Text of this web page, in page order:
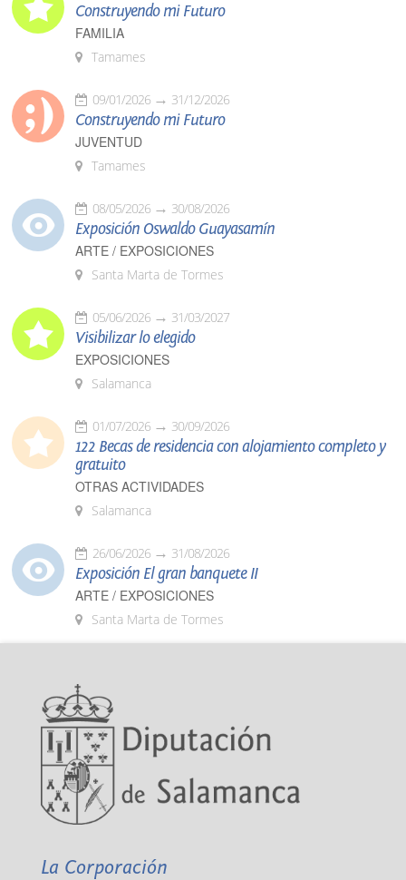
Construyendo mi Futuro
FAMILIA
Tamames
09/01/2026 31/12/2026
Construyendo mi Futuro
JUVENTUD
Tamames
08/05/2026 30/08/2026
Exposición Oswaldo Guayasamín
ARTE / EXPOSICIONES
Santa Marta de Tormes
05/06/2026 31/03/2027
Visibilizar lo elegido
EXPOSICIONES
Salamanca
01/07/2026 30/09/2026
122 Becas de residencia con alojamiento completo y
gratuito
OTRAS ACTIVIDADES
Salamanca
26/06/2026 31/08/2026
Exposición El gran banquete II
ARTE / EXPOSICIONES
Santa Marta de Tormes
La Corporación